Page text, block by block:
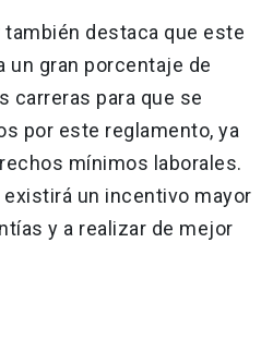
destaca que este
un gran porcentaje de
carreras para que se
por este reglamento, ya
mínimos laborales.
existirá un incentivo mayor
y a realizar de mejor